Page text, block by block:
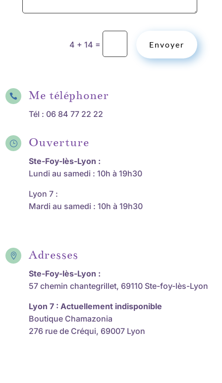
4 + 14 = Envoyer
 Me téléphoner
Tél : 06 84 77 22 22
} Ouverture
Ste-Foy-lès-Lyon :
Lundi au samedi : 10h à 19h30
Lyon 7 :
Mardi au samedi : 10h à 19h30
 Adresses
Ste-Foy-lès-Lyon :
57 chemin chantegrillet, 69110 Ste-foy-lès-Lyon
Lyon 7 : Actuellement indisponible
Boutique Chamazonia
276 rue de Créqui, 69007 Lyon